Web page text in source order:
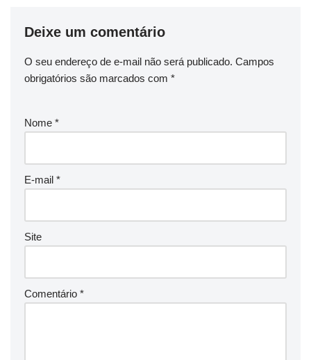
Deixe um comentário
O seu endereço de e-mail não será publicado. Campos
obrigatórios são marcados com *
Nome *
E-mail *
Site
Comentário *